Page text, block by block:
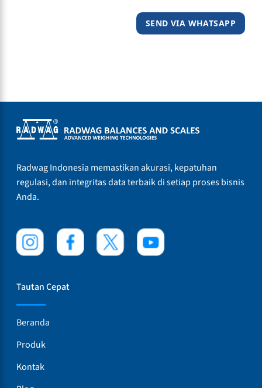
SEND VIA WHATSAPP
Radwag Indonesia memastikan akurasi, kepatuhan
regulasi, dan integritas data terbaik di setiap proses bisnis
Anda.
Tautan Cepat
Beranda
Produk
Kontak